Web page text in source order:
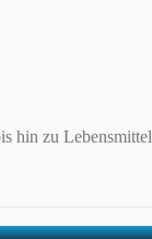
hin zu